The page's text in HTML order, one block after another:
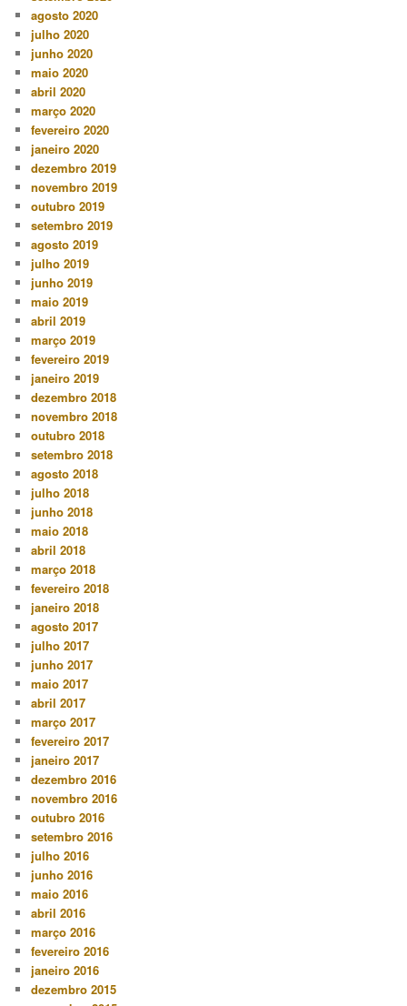
agosto 2020
julho 2020
junho 2020
maio 2020
abril 2020
março 2020
fevereiro 2020
janeiro 2020
dezembro 2019
novembro 2019
outubro 2019
setembro 2019
agosto 2019
julho 2019
junho 2019
maio 2019
abril 2019
março 2019
fevereiro 2019
janeiro 2019
dezembro 2018
novembro 2018
outubro 2018
setembro 2018
agosto 2018
julho 2018
junho 2018
maio 2018
abril 2018
março 2018
fevereiro 2018
janeiro 2018
agosto 2017
julho 2017
junho 2017
maio 2017
abril 2017
março 2017
fevereiro 2017
janeiro 2017
dezembro 2016
novembro 2016
outubro 2016
setembro 2016
julho 2016
junho 2016
maio 2016
abril 2016
março 2016
fevereiro 2016
janeiro 2016
dezembro 2015